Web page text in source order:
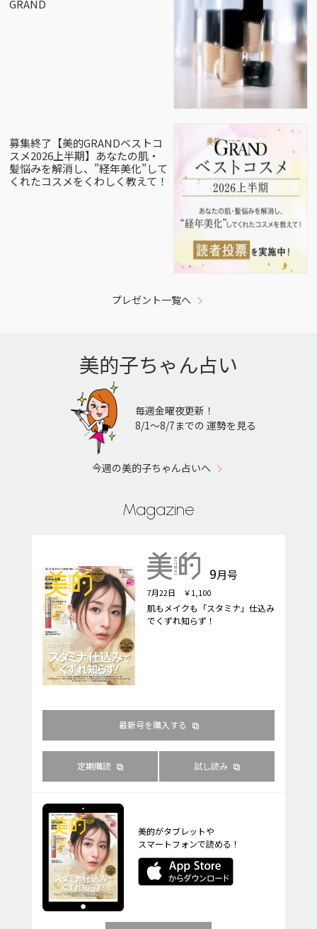
GRAND
募集終了【美的GRANDベストコ
スメ2026上半期】あなたの肌・
髪悩みを解消し、”経年美化”して
くれたコスメをくわしく教えて！
プレゼント一覧へ
美的子ちゃん占い
毎週金曜夜更新！
8/1〜8/7までの 運勢を見る
今週の美的子ちゃん占いへ
Magazine
9月号
7月22日 ￥1,100
肌もメイクも「スタミナ」仕込み
でくずれ知らず！
最新号を購入する
定期購読 試し読み
美的がタブレットや
スマートフォンで読める！